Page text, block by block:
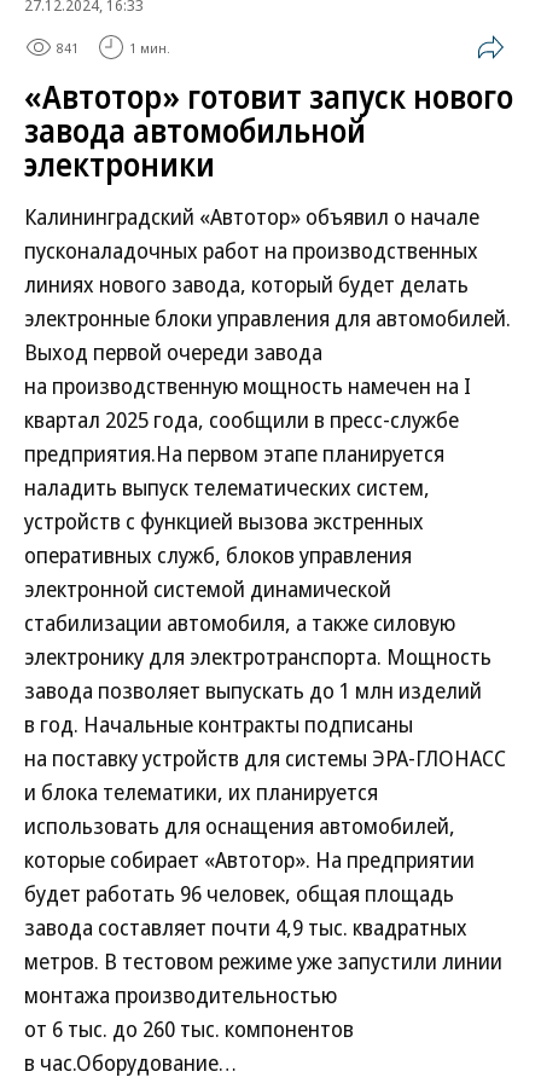
27.12.2024, 16:33
841 1 мин.
«Автотор» готовит запуск нового
завода автомобильной
электроники
Калининградский «Автотор» объявил о начале
пусконаладочных работ на производственных
линиях нового завода, который будет делать
электронные блоки управления для автомобилей.
Выход первой очереди завода
на производственную мощность намечен на I
квартал 2025 года, сообщили в пресс-службе
предприятия.На первом этапе планируется
наладить выпуск телематических систем,
устройств с функцией вызова экстренных
оперативных служб, блоков управления
электронной системой динамической
стабилизации автомобиля, а также силовую
электронику для электротранспорта. Мощность
завода позволяет выпускать до 1 млн изделий
в год. Начальные контракты подписаны
на поставку устройств для системы ЭРА-ГЛОНАСС
и блока телематики, их планируется
использовать для оснащения автомобилей,
которые собирает «Автотор». На предприятии
будет работать 96 человек, общая площадь
завода составляет почти 4,9 тыс. квадратных
метров. В тестовом режиме уже запустили линии
монтажа производительностью
от 6 тыс. до 260 тыс. компонентов
в час.Оборудование…